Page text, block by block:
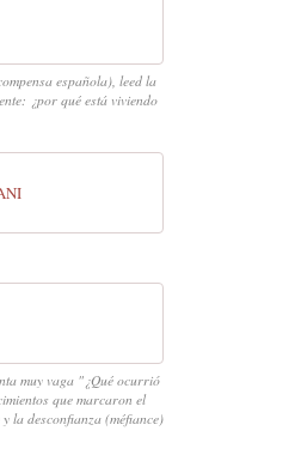
española), leed la
¿por qué está viviendo
muy vaga "¿Qué ocurrió
que marcaron el
la desconfianza (méfiance)